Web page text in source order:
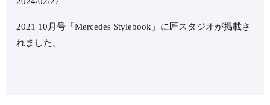
2021 10月号「Mercedes Stylebook」に匠スタジオが掲載さ
れました。